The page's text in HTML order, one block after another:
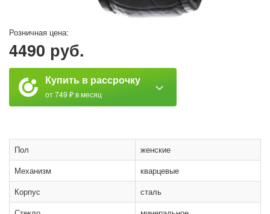
Розничная цена:
4490 руб.
Купить в рассрочку
от 749 ₽ в месяц
Пол
женские
Механизм
кварцевые
Корпус
сталь